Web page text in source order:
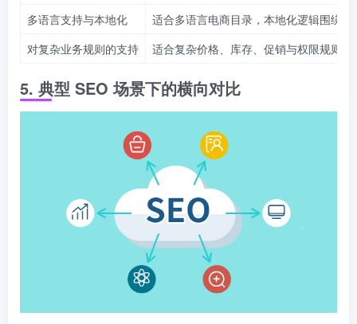
多语言支持与本地化
适合多语言电商目录，本地化逻辑围绕产
对复杂业务规则的支持
适合复杂价格、库存、促销与权限规则
5. 典型 SEO 场景下的横向对比